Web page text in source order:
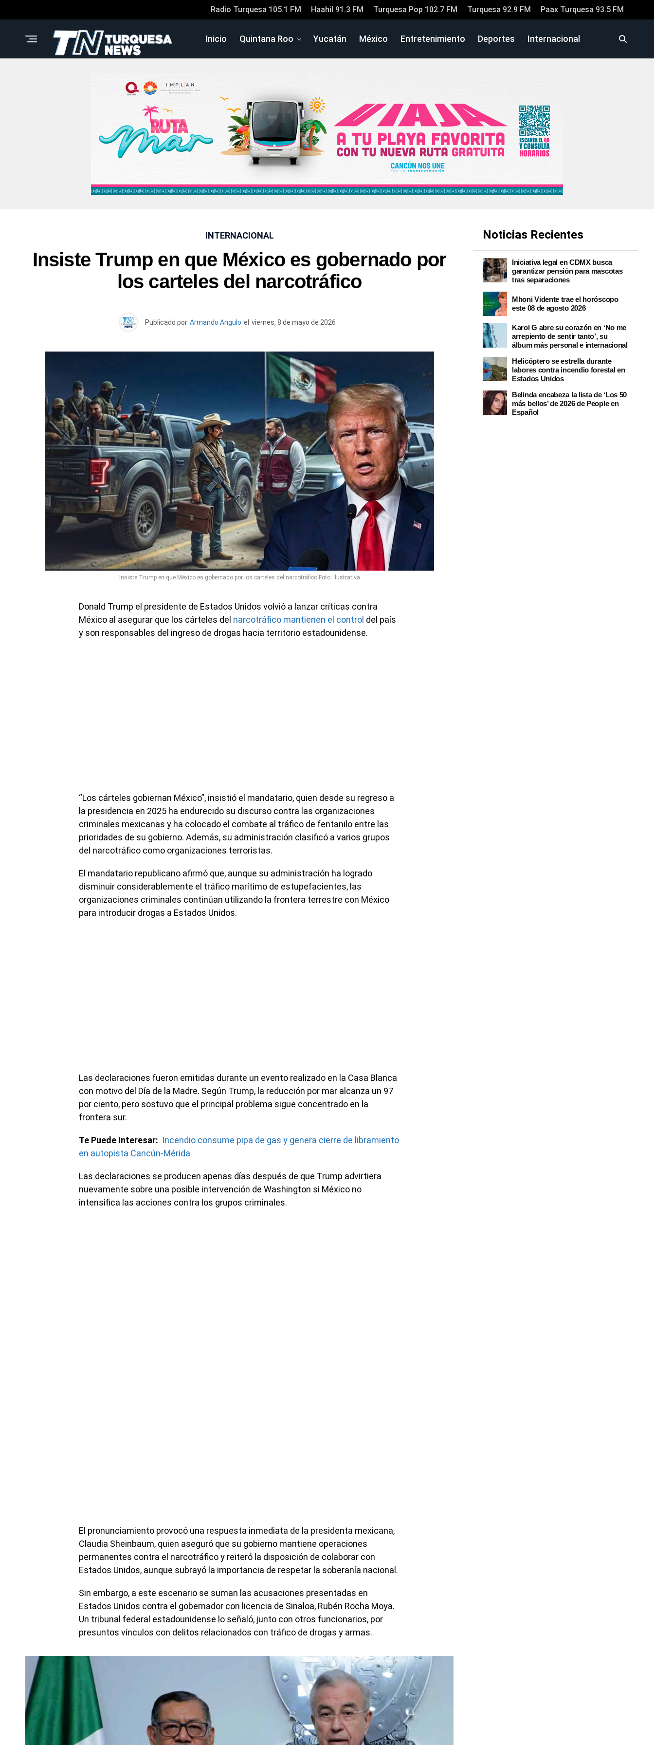
Radio Turquesa 105.1 FM Haahil 91.3 FM Turquesa Pop 102.7 FM Turquesa 92.9 FM Paax Turquesa 93.5 FM
Inicio Quintana Roo Yucatán México Entretenimiento Deportes Internacional
INTERNACIONAL
Insiste Trump en que México es gobernado por
los carteles del narcotráfico
Publicado por Armando Angulo el viernes, 8 de mayo de 2026
Insiste Trump en que México es gobernado por los carteles del narcotráfico Foto: Ilustrativa
Donald Trump el presidente de Estados Unidos volvió a lanzar críticas contra
México al asegurar que los cárteles del narcotráfico mantienen el control del país
y son responsables del ingreso de drogas hacia territorio estadounidense.
“Los cárteles gobiernan México”, insistió el mandatario, quien desde su regreso a
la presidencia en 2025 ha endurecido su discurso contra las organizaciones
criminales mexicanas y ha colocado el combate al tráfico de fentanilo entre las
prioridades de su gobierno. Además, su administración clasificó a varios grupos
del narcotráfico como organizaciones terroristas.
El mandatario republicano afirmó que, aunque su administración ha logrado
disminuir considerablemente el tráfico marítimo de estupefacientes, las
organizaciones criminales continúan utilizando la frontera terrestre con México
para introducir drogas a Estados Unidos.
Las declaraciones fueron emitidas durante un evento realizado en la Casa Blanca
con motivo del Día de la Madre. Según Trump, la reducción por mar alcanza un 97
por ciento, pero sostuvo que el principal problema sigue concentrado en la
frontera sur.
Te Puede Interesar: Incendio consume pipa de gas y genera cierre de libramiento
en autopista Cancún-Mérida
Las declaraciones se producen apenas días después de que Trump advirtiera
nuevamente sobre una posible intervención de Washington si México no
intensifica las acciones contra los grupos criminales.
El pronunciamiento provocó una respuesta inmediata de la presidenta mexicana,
Claudia Sheinbaum, quien aseguró que su gobierno mantiene operaciones
permanentes contra el narcotráfico y reiteró la disposición de colaborar con
Estados Unidos, aunque subrayó la importancia de respetar la soberanía nacional.
Sin embargo, a este escenario se suman las acusaciones presentadas en
Estados Unidos contra el gobernador con licencia de Sinaloa, Rubén Rocha Moya.
Un tribunal federal estadounidense lo señaló, junto con otros funcionarios, por
presuntos vínculos con delitos relacionados con tráfico de drogas y armas.
Noticias Recientes
Iniciativa legal en CDMX busca
garantizar pensión para mascotas
tras separaciones
Mhoni Vidente trae el horóscopo
este 08 de agosto 2026
Karol G abre su corazón en ‘No me
arrepiento de sentir tanto’, su
álbum más personal e internacional
Helicóptero se estrella durante
labores contra incendio forestal en
Estados Unidos
Belinda encabeza la lista de ‘Los 50
más bellos’ de 2026 de People en
Español